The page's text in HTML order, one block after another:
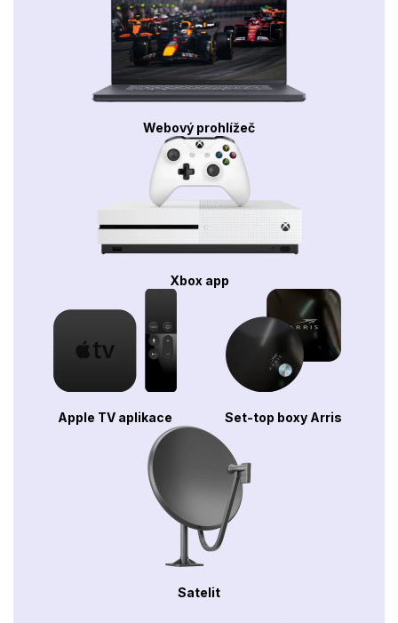
Webový prohlížeč
Xbox app
Apple TV aplikace Set-top boxy Arris
Satelit